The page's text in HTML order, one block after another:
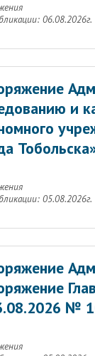
06.08.2026г.
и
05.08.2026г.
№